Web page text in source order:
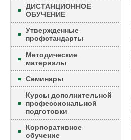
ДИСТАНЦИОННОЕ
ОБУЧЕНИЕ
Утвержденные
профстандарты
Методические
материалы
Семинары
Курсы дополнительной
профессиональной
подготовки
Корпоративное
обучение